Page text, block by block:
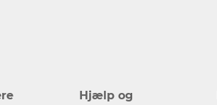
Hjælp og